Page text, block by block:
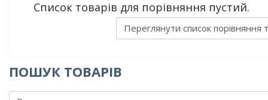
Список товарів для порівняння пустий.
Переглянути список порівняння
ПОШУК ТОВАРІВ